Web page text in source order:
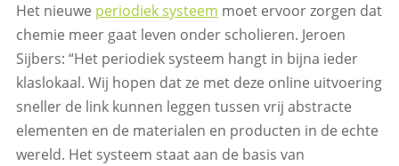
Het nieuwe periodiek systeem moet ervoor zorgen dat
chemie meer gaat leven onder scholieren. Jeroen
Sijbers: “Het periodiek systeem hangt in bijna ieder
klaslokaal. Wij hopen dat ze met deze online uitvoering
sneller de link kunnen leggen tussen vrij abstracte
elementen en de materialen en producten in de echte
wereld. Het systeem staat aan de basis van